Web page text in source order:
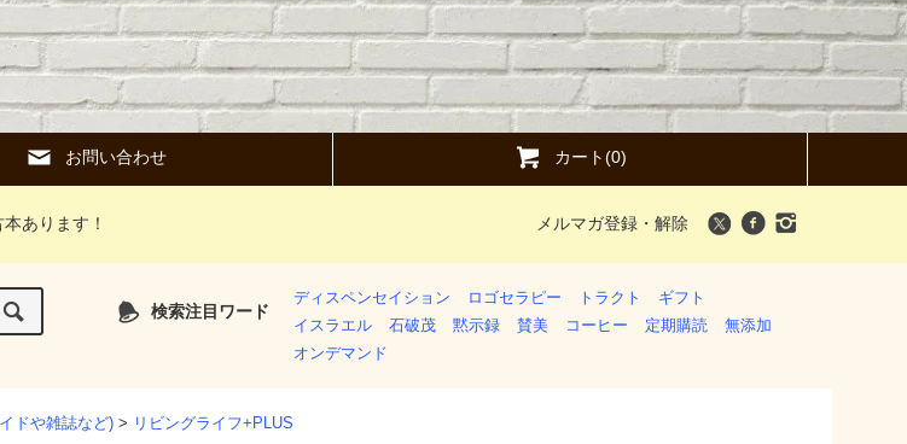
お問い合わせ カート(0)
あります！ メルマガ登録・解除
検索注目ワード
ディスペンセイション ロゴセラピー トラクト
ギフト
イスラエル
石破茂 黙示録 賛美 コーヒー 定期購読
無添加
オンデマンド
ドや雑誌など) > リビングライフ+PLUS